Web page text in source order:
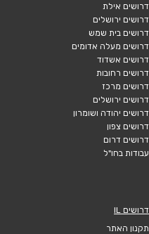
דרושים אילת
דרושים ירושלים
דרושים בית שמש
דרושים מעלה אדומים
דרושים אשדוד
דרושים רחובות
דרושים מרכז
דרושים ירושלים
דרושים יהודה ושומרון
דרושים צפון
דרושים דרום
עבודות בחו"ל
דרושים IL
תקנון האתר